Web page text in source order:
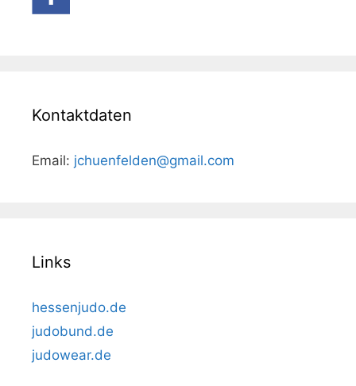
Kontaktdaten
Email: jchuenfelden@gmail.com
Links
hessenjudo.de
judobund.de
judowear.de